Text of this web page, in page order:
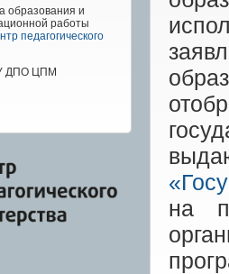
образования и
работы
педагогического
ДПО ЦПМ
на